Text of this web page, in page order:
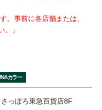
。事前に各店舗または、
。」
カラー
っぽろ東急百貨店8F